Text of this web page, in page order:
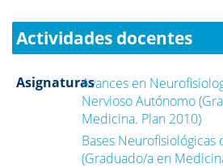
Actividades docentes
AsignaturasAvances en
Nervioso Autónomo
Medicina. Plan 2010)
Bases Neurofisiológicas
(Graduado/a en